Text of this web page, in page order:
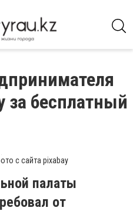
за бесплатный
с сайта pixabay
палаты
от